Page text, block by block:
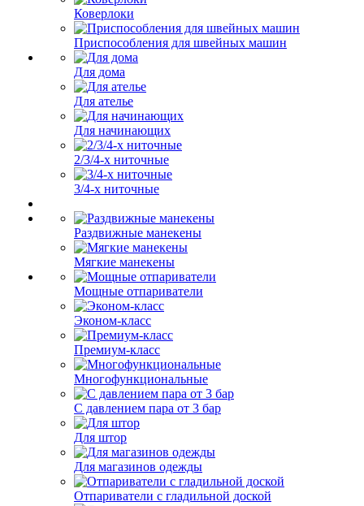
Коверлоки
Приспособления для швейных машин
Для дома
Для ателье
Для начинающих
2/3/4-х ниточные
3/4-х ниточные
Раздвижные манекены
Мягкие манекены
Мощные отпариватели
Эконом-класс
Премиум-класс
Многофункциональные
С давлением пара от 3 бар
Для штор
Для магазинов одежды
Отпариватели с гладильной доской